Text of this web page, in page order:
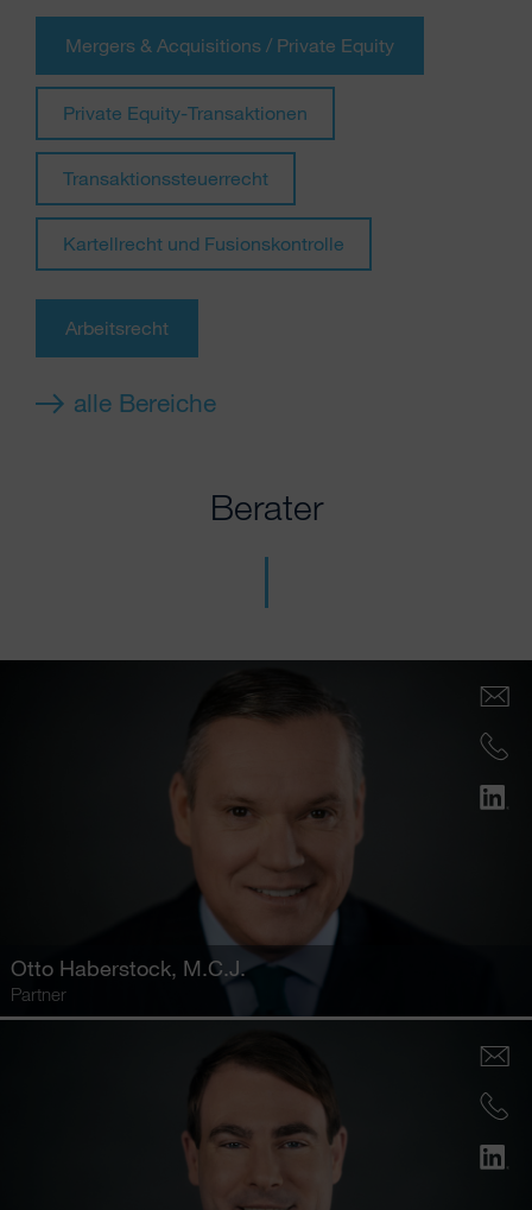
Mergers & Acquisitions / Private Equity
Private Equity-Transaktionen
Transaktionssteuerrecht
Kartellrecht und Fusionskontrolle
Arbeitsrecht
alle Bereiche
Berater
Otto Haberstock, M.C.J.
Partner